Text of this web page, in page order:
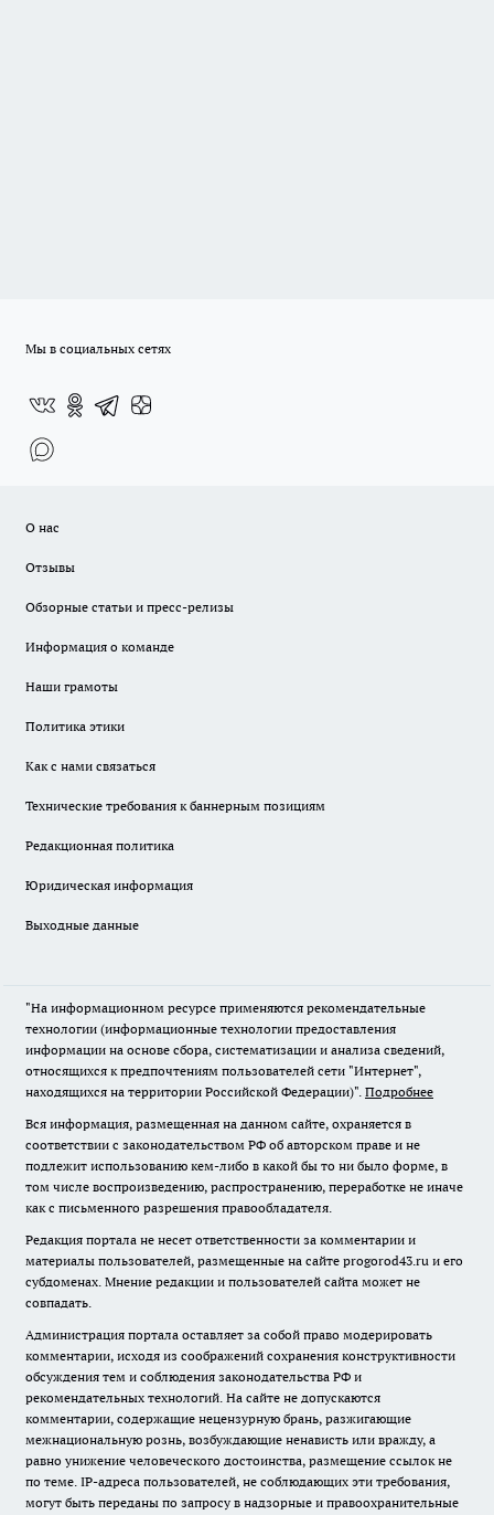
Мы в социальных сетях
О нас
Отзывы
Обзорные статьи и пресс-релизы
Информация о команде
Наши грамоты
Политика этики
Как с нами связаться
Технические требования к баннерным позициям
Редакционная политика
Юридическая информация
Выходные данные
"На информационном ресурсе применяются рекомендательные
технологии (информационные технологии предоставления
информации на основе сбора, систематизации и анализа сведений,
относящихся к предпочтениям пользователей сети "Интернет",
находящихся на территории Российской Федерации)". Подробнее
Вся информация, размещенная на данном сайте, охраняется в
соответствии с законодательством РФ об авторском праве и не
подлежит использованию кем-либо в какой бы то ни было форме, в
том числе воспроизведению, распространению, переработке не иначе
как с письменного разрешения правообладателя.
Редакция портала не несет ответственности за комментарии и
материалы пользователей, размещенные на сайте progorod43.ru и его
субдоменах. Мнение редакции и пользователей сайта может не
совпадать.
Администрация портала оставляет за собой право модерировать
комментарии, исходя из соображений сохранения конструктивности
обсуждения тем и соблюдения законодательства РФ и
рекомендательных технологий. На сайте не допускаются
комментарии, содержащие нецензурную брань, разжигающие
межнациональную рознь, возбуждающие ненависть или вражду, а
равно унижение человеческого достоинства, размещение ссылок не
по теме. IP-адреса пользователей, не соблюдающих эти требования,
могут быть переданы по запросу в надзорные и правоохранительные